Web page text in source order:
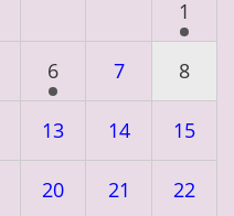
1
6 7 8
13 14 15
20 21 22